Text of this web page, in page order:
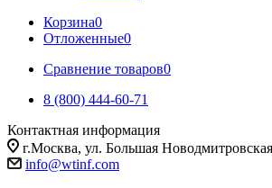
Корзина0
Отложенные0
Сравнение товаров0
8 (800) 444-60-71
Контактная информация
г.Москва, ул. Большая
info@wtinf.com